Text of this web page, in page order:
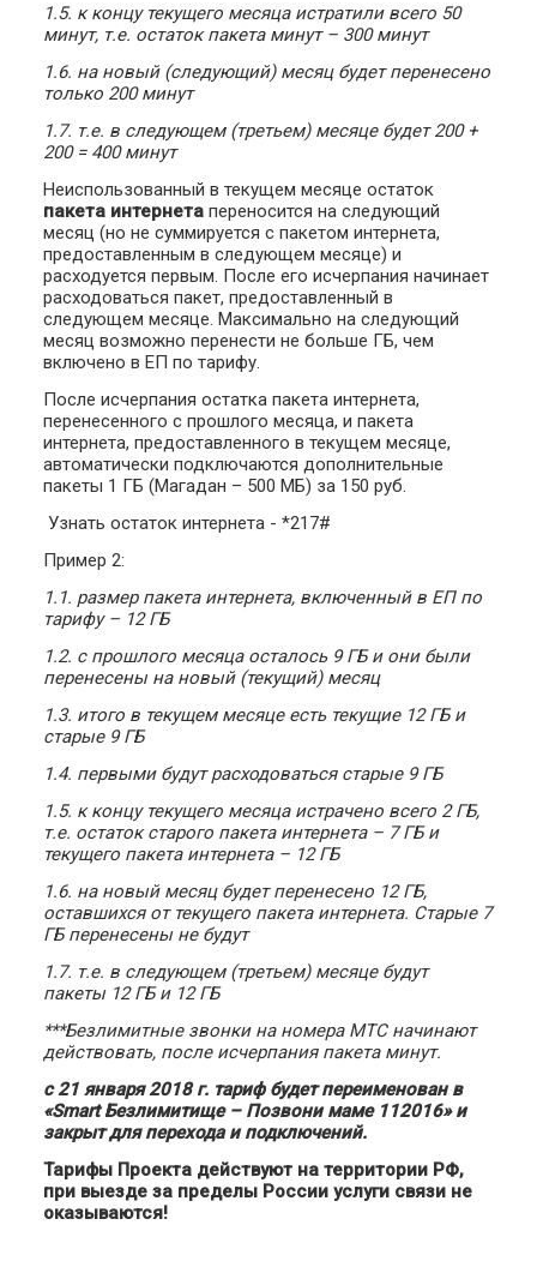
1.5. к концу текущего месяца истратили всего 50
минут, т.е. остаток пакета минут – 300 минут
1.6. на новый (следующий) месяц будет перенесено
только 200 минут
1.7. т.е. в следующем (третьем) месяце будет 200 +
200 = 400 минут
Неиспользованный в текущем месяце остаток
пакета интернета переносится на следующий
месяц (но не суммируется с пакетом интернета,
предоставленным в следующем месяце) и
расходуется первым. После его исчерпания начинает
расходоваться пакет, предоставленный в
следующем месяце. Максимально на следующий
месяц возможно перенести не больше ГБ, чем
включено в ЕП по тарифу.
После исчерпания остатка пакета интернета,
перенесенного с прошлого месяца, и пакета
интернета, предоставленного в текущем месяце,
автоматически подключаются дополнительные
пакеты 1 ГБ (Магадан – 500 МБ) за 150 руб.
Узнать остаток интернета - *217#
Пример 2:
1.1. размер пакета интернета, включенный в ЕП по
тарифу – 12 ГБ
1.2. с прошлого месяца осталось 9 ГБ и они были
перенесены на новый (текущий) месяц
1.3. итого в текущем месяце есть текущие 12 ГБ и
старые 9 ГБ
1.4. первыми будут расходоваться старые 9 ГБ
1.5. к концу текущего месяца истрачено всего 2 ГБ,
т.е. остаток старого пакета интернета – 7 ГБ и
текущего пакета интернета – 12 ГБ
1.6. на новый месяц будет перенесено 12 ГБ,
оставшихся от текущего пакета интернета. Старые 7
ГБ перенесены не будут
1.7. т.е. в следующем (третьем) месяце будут
пакеты 12 ГБ и 12 ГБ
***Безлимитные звонки на номера МТС начинают
действовать, после исчерпания пакета минут.
с 21 января 2018 г. тариф будет переименован в
«Smart Безлимитище – Позвони маме 112016» и
закрыт для перехода и подключений.
Тарифы Проекта действуют на территории РФ,
при выезде за пределы России услуги связи не
оказываются!